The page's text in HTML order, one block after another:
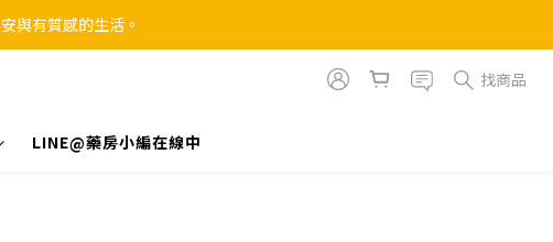
與有質感的生活。
找商品
LINE@藥房小編在線中